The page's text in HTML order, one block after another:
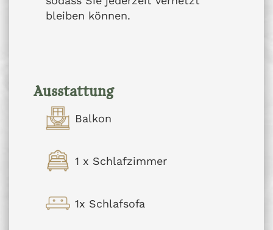
bleiben können.
Ausstattung
Balkon
1 x Schlafzimmer
1x Schlafsofa